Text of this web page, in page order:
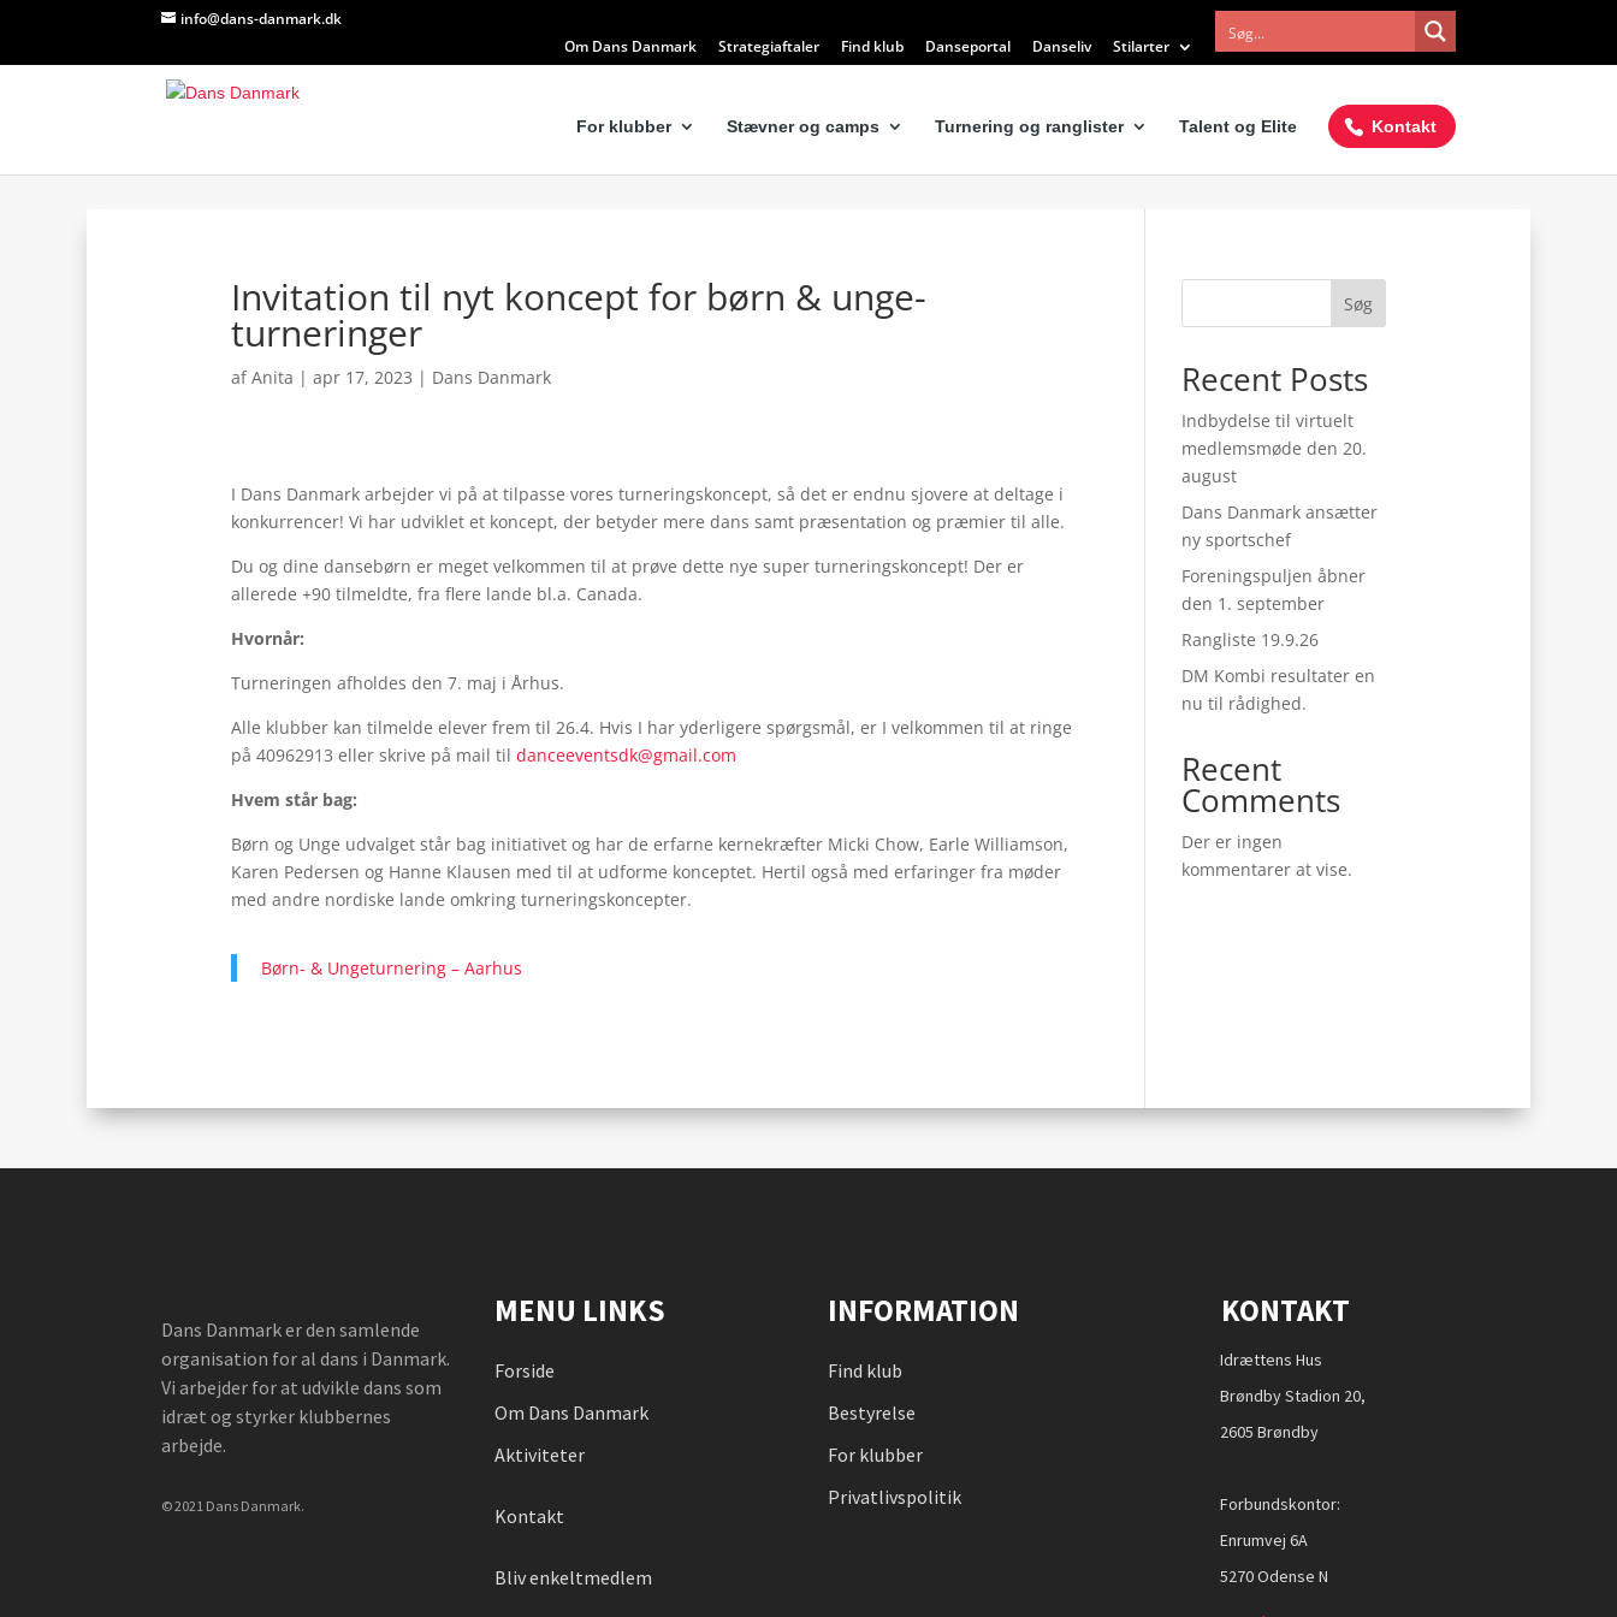
info@dans-danmark.dk
Om Dans Danmark
Strategiaftaler Find klub Danseportal Danseliv Stilarter
For klubber Stævner og camps Turnering og ranglister Talent og Elite Kontakt
Invitation til nyt koncept for børn & unge-
turneringer
afAnita | apr 17, 2023 | Dans Danmark
I Dans Danmark arbejder vi på at tilpasse vores turneringskoncept, så det er endnu sjovere at deltage i
konkurrencer! Vi har udviklet et koncept, der betyder mere dans samt præsentation og præmier til alle.
Du og dine dansebørn er meget velkommen til at prøve dette nye super turneringskoncept! Der er
allerede +90 tilmeldte, fra flere lande bl.a. Canada.
Hvornår:
Turneringen afholdes den 7. maj i Århus.
Alle klubber kan tilmelde elever frem til 26.4. Hvis I har yderligere spørgsmål, er I velkommen til at ringe
på 40962913 eller skrive på mail til danceeventsdk@gmail.com
Hvem står bag:
Børn og Unge udvalget står bag initiativet og har de erfarne kernekræfter Micki Chow, Earle Williamson,
Karen Pedersen og Hanne Klausen med til at udforme konceptet. Hertil også med erfaringer fra møder
med andre nordiske lande omkring turneringskoncepter.
Børn- & Ungeturnering – Aarhus
Søg
Recent Posts
Indbydelse til virtuelt
medlemsmøde den 20.
august
Dans Danmark ansætter
ny sportschef
Foreningspuljen åbner
den 1. september
Rangliste 19.9.26
DM Kombi resultater en
nu til rådighed.
Recent
Comments
Der er ingen
kommentarer at vise.
Dans Danmark er den samlende
organisation for al dans i Danmark.
Vi arbejder for at udvikle dans som
idræt og styrker klubbernes
arbejde.
© 2021 Dans Danmark.
MENU LINKS
Forside
Om Dans Danmark
Aktiviteter
Kontakt
Bliv enkeltmedlem
INFORMATION
Find klub
Bestyrelse
For klubber
Privatlivspolitik
KONTAKT
Idrættens Hus
Brøndby Stadion 20,
2605 Brøndby
Forbundskontor:
Enrumvej 6A
5270 Odense N